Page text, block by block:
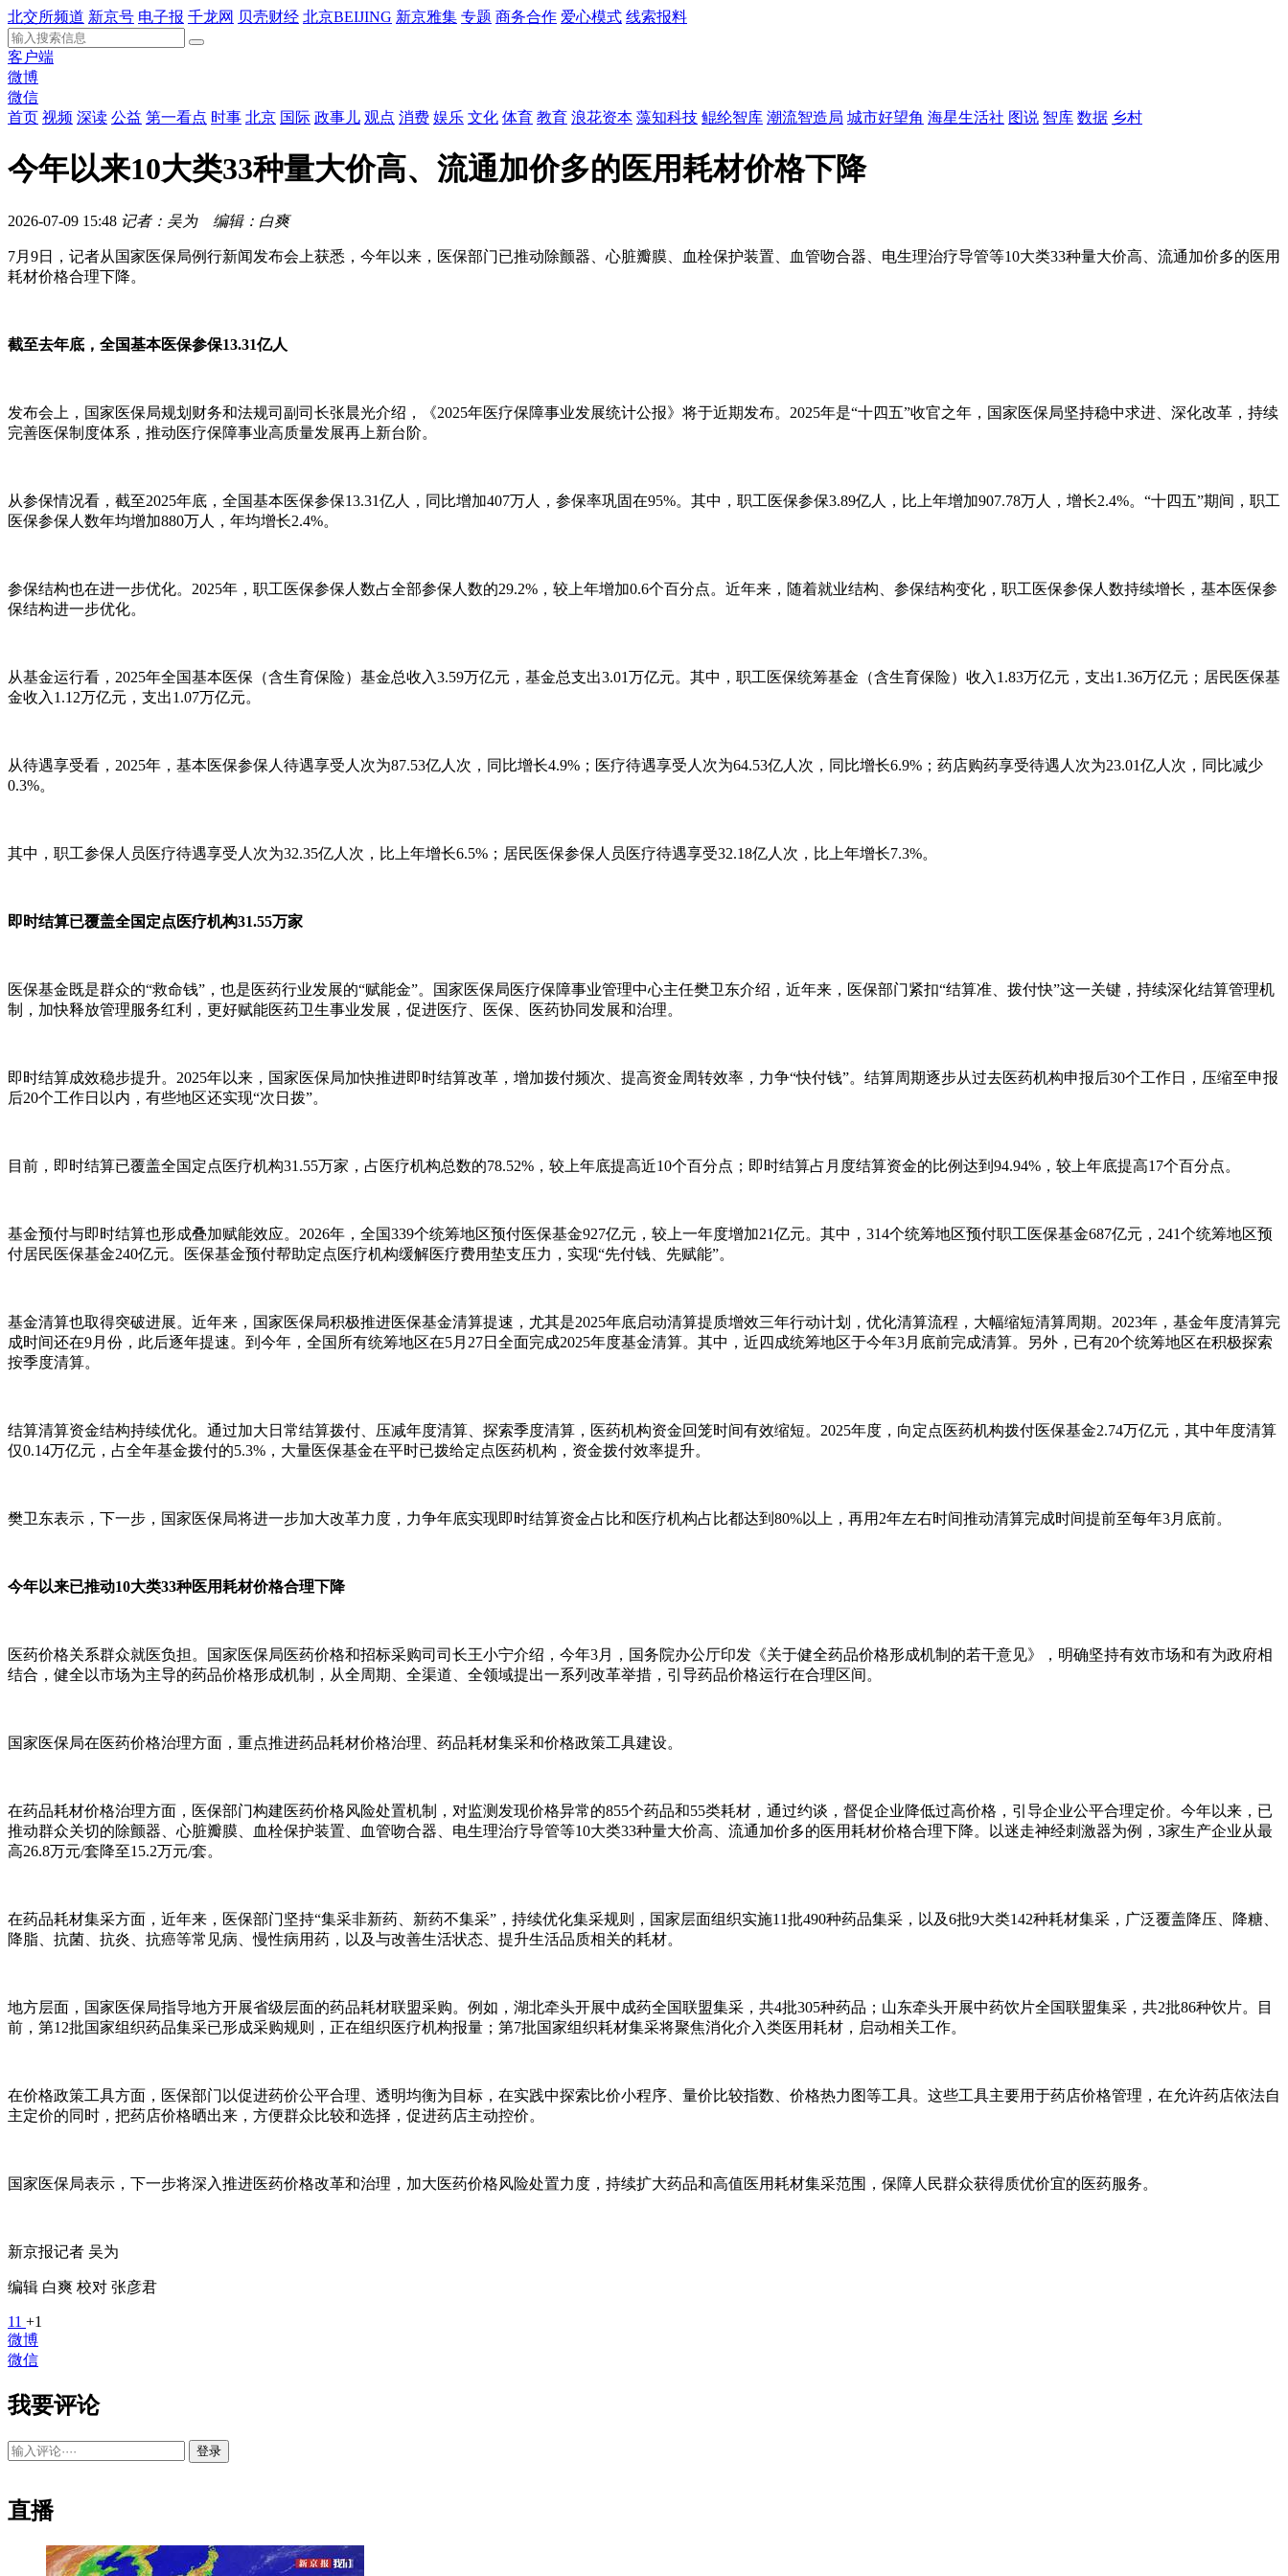
北交所频道 新京号 电子报 千龙网 贝壳财经 北京BEIJING 新京雅集 专题 商务合作 爱心模式 线索报料
客户端
微博
微信
首页 视频 深读 公益 第一看点 时事 北京 国际 政事儿 观点 消费 娱乐 文化 体育 教育 浪花资本 藻知科技 鲲纶智库 潮流智造局 城市好望角 海星生活社 图说 智库 数据 乡村
今年以来10大类33种量大价高、流通加价多的医用耗材价格下降
2026-07-09 15:48 记者：吴为 编辑：白爽
7月9日，记者从国家医保局例行新闻发布会上获悉，今年以来，医保部门已推动除颤器、心脏瓣膜、血栓保护装置、血管吻合器、电生理治疗导管等10大类33种量大价高、流通加价多的医用
耗材价格合理下降。
截至去年底，全国基本医保参保13.31亿人
发布会上，国家医保局规划财务和法规司副司长张晨光介绍，《2025年医疗保障事业发展统计公报》将于近期发布。2025年是“十四五”收官之年，国家医保局坚持稳中求进、深化改革，持续
完善医保制度体系，推动医疗保障事业高质量发展再上新台阶。
从参保情况看，截至2025年底，全国基本医保参保13.31亿人，同比增加407万人，参保率巩固在95%。其中，职工医保参保3.89亿人，比上年增加907.78万人，增长2.4%。“十四五”期间，职工
医保参保人数年均增加880万人，年均增长2.4%。
参保结构也在进一步优化。2025年，职工医保参保人数占全部参保人数的29.2%，较上年增加0.6个百分点。近年来，随着就业结构、参保结构变化，职工医保参保人数持续增长，基本医保参
保结构进一步优化。
从基金运行看，2025年全国基本医保（含生育保险）基金总收入3.59万亿元，基金总支出3.01万亿元。其中，职工医保统筹基金（含生育保险）收入1.83万亿元，支出1.36万亿元；居民医保基
金收入1.12万亿元，支出1.07万亿元。
从待遇享受看，2025年，基本医保参保人待遇享受人次为87.53亿人次，同比增长4.9%；医疗待遇享受人次为64.53亿人次，同比增长6.9%；药店购药享受待遇人次为23.01亿人次，同比减少
0.3%。
其中，职工参保人员医疗待遇享受人次为32.35亿人次，比上年增长6.5%；居民医保参保人员医疗待遇享受32.18亿人次，比上年增长7.3%。
即时结算已覆盖全国定点医疗机构31.55万家
医保基金既是群众的“救命钱”，也是医药行业发展的“赋能金”。国家医保局医疗保障事业管理中心主任樊卫东介绍，近年来，医保部门紧扣“结算准、拨付快”这一关键，持续深化结算管理机
制，加快释放管理服务红利，更好赋能医药卫生事业发展，促进医疗、医保、医药协同发展和治理。
即时结算成效稳步提升。2025年以来，国家医保局加快推进即时结算改革，增加拨付频次、提高资金周转效率，力争“快付钱”。结算周期逐步从过去医药机构申报后30个工作日，压缩至申报
后20个工作日以内，有些地区还实现“次日拨”。
目前，即时结算已覆盖全国定点医疗机构31.55万家，占医疗机构总数的78.52%，较上年底提高近10个百分点；即时结算占月度结算资金的比例达到94.94%，较上年底提高17个百分点。
基金预付与即时结算也形成叠加赋能效应。2026年，全国339个统筹地区预付医保基金927亿元，较上一年度增加21亿元。其中，314个统筹地区预付职工医保基金687亿元，241个统筹地区预
付居民医保基金240亿元。医保基金预付帮助定点医疗机构缓解医疗费用垫支压力，实现“先付钱、先赋能”。
基金清算也取得突破进展。近年来，国家医保局积极推进医保基金清算提速，尤其是2025年底启动清算提质增效三年行动计划，优化清算流程，大幅缩短清算周期。2023年，基金年度清算完
成时间还在9月份，此后逐年提速。到今年，全国所有统筹地区在5月27日全面完成2025年度基金清算。其中，近四成统筹地区于今年3月底前完成清算。另外，已有20个统筹地区在积极探索
按季度清算。
结算清算资金结构持续优化。通过加大日常结算拨付、压减年度清算、探索季度清算，医药机构资金回笼时间有效缩短。2025年度，向定点医药机构拨付医保基金2.74万亿元，其中年度清算
仅0.14万亿元，占全年基金拨付的5.3%，大量医保基金在平时已拨给定点医药机构，资金拨付效率提升。
樊卫东表示，下一步，国家医保局将进一步加大改革力度，力争年底实现即时结算资金占比和医疗机构占比都达到80%以上，再用2年左右时间推动清算完成时间提前至每年3月底前。
今年以来已推动10大类33种医用耗材价格合理下降
医药价格关系群众就医负担。国家医保局医药价格和招标采购司司长王小宁介绍，今年3月，国务院办公厅印发《关于健全药品价格形成机制的若干意见》，明确坚持有效市场和有为政府相
结合，健全以市场为主导的药品价格形成机制，从全周期、全渠道、全领域提出一系列改革举措，引导药品价格运行在合理区间。
国家医保局在医药价格治理方面，重点推进药品耗材价格治理、药品耗材集采和价格政策工具建设。
在药品耗材价格治理方面，医保部门构建医药价格风险处置机制，对监测发现价格异常的855个药品和55类耗材，通过约谈，督促企业降低过高价格，引导企业公平合理定价。今年以来，已
推动群众关切的除颤器、心脏瓣膜、血栓保护装置、血管吻合器、电生理治疗导管等10大类33种量大价高、流通加价多的医用耗材价格合理下降。以迷走神经刺激器为例，3家生产企业从最
高26.8万元/套降至15.2万元/套。
在药品耗材集采方面，近年来，医保部门坚持“集采非新药、新药不集采”，持续优化集采规则，国家层面组织实施11批490种药品集采，以及6批9大类142种耗材集采，广泛覆盖降压、降糖、
降脂、抗菌、抗炎、抗癌等常见病、慢性病用药，以及与改善生活状态、提升生活品质相关的耗材。
地方层面，国家医保局指导地方开展省级层面的药品耗材联盟采购。例如，湖北牵头开展中成药全国联盟集采，共4批305种药品；山东牵头开展中药饮片全国联盟集采，共2批86种饮片。目
前，第12批国家组织药品集采已形成采购规则，正在组织医疗机构报量；第7批国家组织耗材集采将聚焦消化介入类医用耗材，启动相关工作。
在价格政策工具方面，医保部门以促进药价公平合理、透明均衡为目标，在实践中探索比价小程序、量价比较指数、价格热力图等工具。这些工具主要用于药店价格管理，在允许药店依法自
主定价的同时，把药店价格晒出来，方便群众比较和选择，促进药店主动控价。
国家医保局表示，下一步将深入推进医药价格改革和治理，加大医药价格风险处置力度，持续扩大药品和高值医用耗材集采范围，保障人民群众获得质优价宜的医药服务。
新京报记者 吴为
编辑 白爽 校对 张彦君
11 +1
微博
微信
我要评论
登录
直播